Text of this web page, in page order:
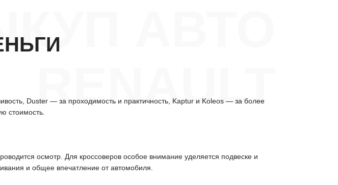
АВТО
RENAULT
Duster — за проходимость и практичность, Kaptur и Koleos — за более
стоимость.
осмотр. Для кроссоверов особое внимание уделяется подвеске и
и общее впечатление от автомобиля.